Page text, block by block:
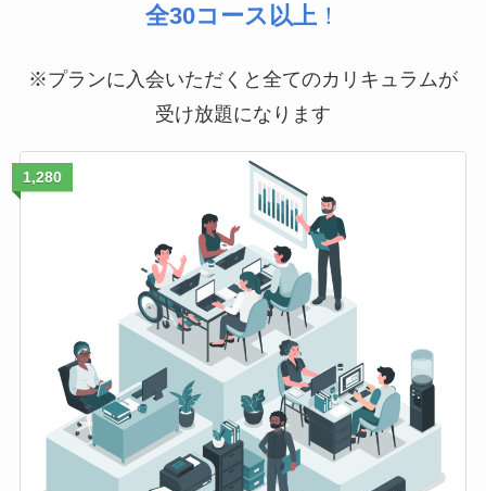
全30コース以上 ！
※プランに入会いただくと全てのカリキュラムが
受け放題になります
1,280